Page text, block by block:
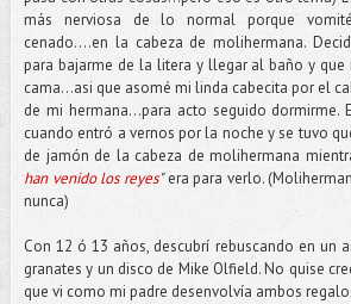
más nerviosa de lo normal porque
cenado….en la cabeza de molihermana.
para bajarme de la litera y llegar al baño y
cama...asi que asomé mi linda cabecita por el
de mi hermana...para acto seguido dormirme.
cuando entró a vernos por la noche y se tuvo
de jamón de la cabeza de molihermana
han venido los reyes"era para verlo.
nunca)
Con 12 ó 13 años, descubrí rebuscando en un
granates y un disco de Mike Olfield. No quise
que vi como mi padre desenvolvía ambos